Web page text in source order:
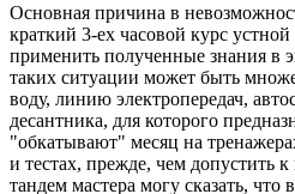
Основная причина в
краткий 3-ех часовой курс
применить полученные знания в
таких ситуации может быть
воду, линию электропередач,
десантника, для которого
"обкатывают" месяц на
и тестах, прежде, чем допустить
тандем мастера могу сказать, что